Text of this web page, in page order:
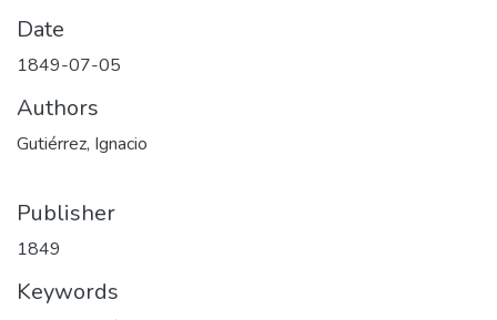
Date
1849-07-05
Authors
Gutiérrez, Ignacio
Publisher
1849
Keywords